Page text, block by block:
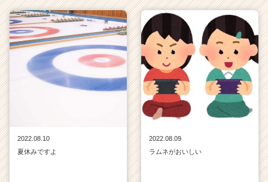
2022.08.10
夏休みですよ
2022.08.09
ラムネがおいしい